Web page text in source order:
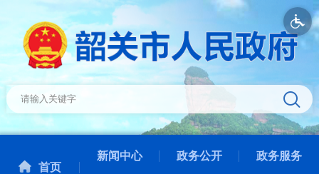
首页
新闻中心 政务公开 政务服务